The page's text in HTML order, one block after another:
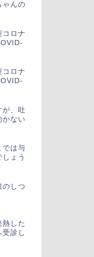
ゃんの
コロナ
コロナ
が、吐
かない
では与
ょう
のしつ
した
受診し